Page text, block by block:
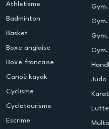
Athletisme
Badminton
Basket
Boxe anglaise
Boxe francaise
Canoë kayak
Cyclisme
Cyclotourisme
Escrime
Judo
Lutte